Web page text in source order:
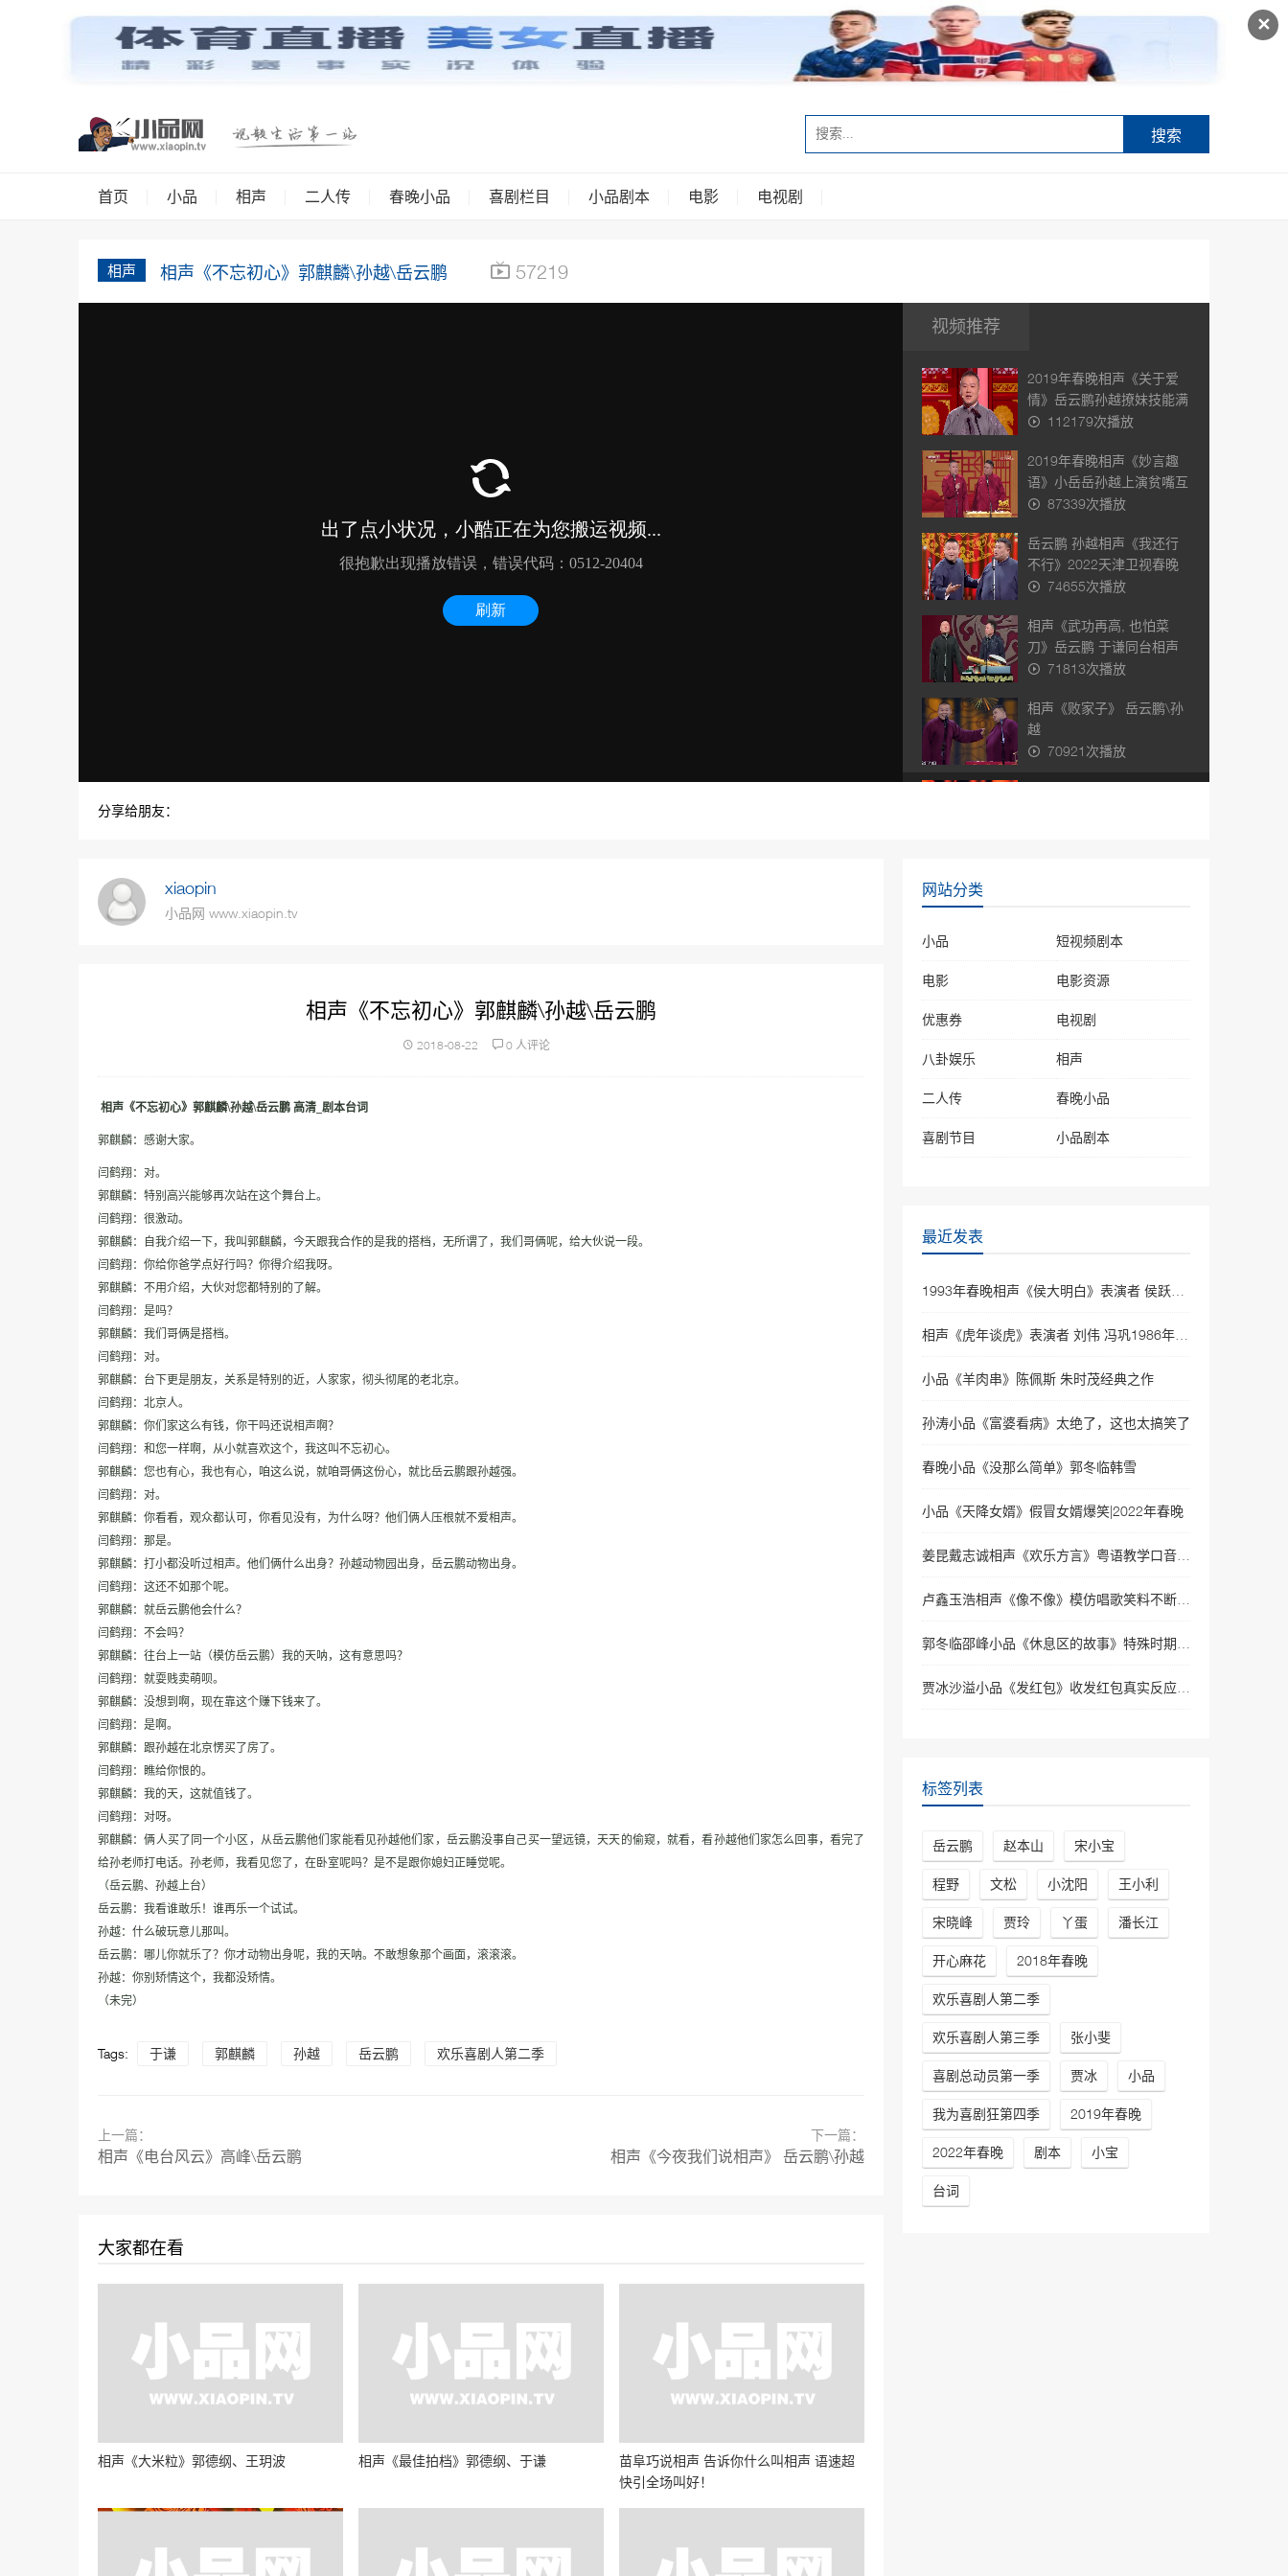
✕
搜索
首页 小品 相声 二人传 春晚小品 喜剧栏目 小品剧本 电影 电视剧
相声 相声《不忘初心》郭麒麟\孙越\岳云鹏 57219
视频推荐
2019年春晚相声《关于爱
情》岳云鹏孙越撩妹技能满
点，112179次播放
2019年春晚相声《妙言趣
语》小岳岳孙越上演贫嘴互
怼趣解汉字逗乐全场
87339次播放
岳云鹏 孙越相声《我还行
不行》2022天津卫视春晚
74655次播放
相声《武功再高, 也怕菜
刀》岳云鹏 于谦同台相声
太逗了71813次播放
相声《败家子》 岳云鹏\孙
越
70921次播放
子》上台就互撕，真的太逗
孙越助阵, 小岳岳化身文学
《年三十的歌》2022春晚
35051次播放
鹏、孙越
爱范冰冰, 被李晨揍!
孙越经典相声 没几个人看
岳云鹏\孙越
相声《非一般的爱情》岳云
相声《笑傲江湖》郭德纲、
于谦
29397次播放
相声《我是歌手》岳云鹏
孙越德云社最新相声
分享给朋友：
xiaopin
小品网 www.xiaopin.tv
相声《不忘初心》郭麒麟\孙越\岳云鹏
2018-08-22 0 人评论
相声《不忘初心》郭麒麟\孙越\岳云鹏 高清_剧本台词
郭麒麟：感谢大家。
闫鹤翔：对。
郭麒麟：特别高兴能够再次站在这个舞台上。
闫鹤翔：很激动。
郭麒麟：自我介绍一下，我叫郭麒麟，今天跟我合作的是我的搭档，无所谓了，我们哥俩呢，给大伙说一段。
闫鹤翔：你给你爸学点好行吗？你得介绍我呀。
郭麒麟：不用介绍，大伙对您都特别的了解。
闫鹤翔：是吗？
郭麒麟：我们哥俩是搭档。
闫鹤翔：对。
郭麒麟：台下更是朋友，关系是特别的近，人家家，彻头彻尾的老北京。
闫鹤翔：北京人。
郭麒麟：你们家这么有钱，你干吗还说相声啊？
闫鹤翔：和您一样啊，从小就喜欢这个，我这叫不忘初心。
郭麒麟：您也有心，我也有心，咱这么说，就咱哥俩这份心，就比岳云鹏跟孙越强。
闫鹤翔：对。
郭麒麟：你看看，观众都认可，你看见没有，为什么呀？他们俩人压根就不爱相声。
闫鹤翔：那是。
郭麒麟：打小都没听过相声。他们俩什么出身？孙越动物园出身，岳云鹏动物出身。
闫鹤翔：这还不如那个呢。
郭麒麟：就岳云鹏他会什么？
闫鹤翔：不会吗？
郭麒麟：往台上一站（模仿岳云鹏）我的天呐，这有意思吗？
闫鹤翔：就耍贱卖萌呗。
郭麒麟：没想到啊，现在靠这个赚下钱来了。
闫鹤翔：是啊。
郭麒麟：跟孙越在北京愣买了房了。
闫鹤翔：瞧给你恨的。
郭麒麟：我的天，这就值钱了。
闫鹤翔：对呀。
郭麒麟：俩人买了同一个小区，从岳云鹏他们家能看见孙越他们家，岳云鹏没事自己买一望远镜，天天的偷窥，就看，看孙越他们家怎么回事，看完了
给孙老师打电话。孙老师，我看见您了，在卧室呢吗？是不是跟你媳妇正睡觉呢。
（岳云鹏、孙越上台）
岳云鹏：我看谁敢乐！谁再乐一个试试。
孙越：什么破玩意儿那叫。
岳云鹏：哪儿你就乐了？你才动物出身呢，我的天呐。不敢想象那个画面，滚滚滚。
孙越：你别矫情这个，我都没矫情。
（未完）
Tags: 于谦 郭麒麟 孙越 岳云鹏 欢乐喜剧人第二季
上一篇：
相声《电台风云》高峰\岳云鹏
下一篇：
相声《今夜我们说相声》 岳云鹏\孙越
大家都在看
相声《大米粒》郭德纲、王玥波 相声《最佳拍档》郭德纲、于谦
苗阜巧说相声 告诉你什么叫相声 语速超
快引全场叫好！
网站分类
小品 短视频剧本
电影 电影资源
优惠券 电视剧
八卦娱乐 相声
二人传 春晚小品
喜剧节目 小品剧本
最近发表
小品《羊肉串》陈佩斯 朱时茂经典之作
孙涛小品《富婆看病》太绝了，这也太搞笑了
春晚小品《没那么简单》郭冬临韩雪
小品《天降女婿》假冒女婿爆笑|2022年春晚
标签列表
岳云鹏 赵本山 宋小宝
程野 文松 小沈阳 王小利
宋晓峰 贾玲 丫蛋 潘长江
开心麻花 2018年春晚
欢乐喜剧人第二季
欢乐喜剧人第三季 张小斐
喜剧总动员第一季 贾冰 小品
我为喜剧狂第四季 2019年春晚
2022年春晚 剧本 小宝
台词